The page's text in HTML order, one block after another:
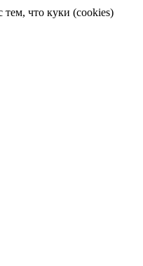
тем, что куки (cookies)